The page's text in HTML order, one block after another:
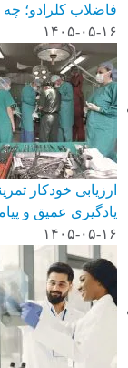
فاضلاب کلرادو؛
۱۴۰۵-۰۵-۱۶
ارزیابی خودکار
یادگیری عمیق و
۱۴۰۵-۰۵-۱۶